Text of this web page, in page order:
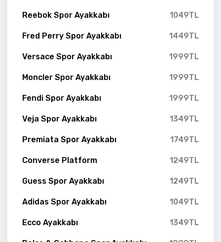
Reebok Spor Ayakkabı 1049TL
Fred Perry Spor Ayakkabı 1449TL
Versace Spor Ayakkabı 1999TL
Moncler Spor Ayakkabı 1999TL
Fendi Spor Ayakkabı 1999TL
Veja Spor Ayakkabı 1349TL
Premiata Spor Ayakkabı 1749TL
Converse Platform 1249TL
Guess Spor Ayakkabı 1249TL
Adidas Spor Ayakkabı 1049TL
Ecco Ayakkabı 1349TL